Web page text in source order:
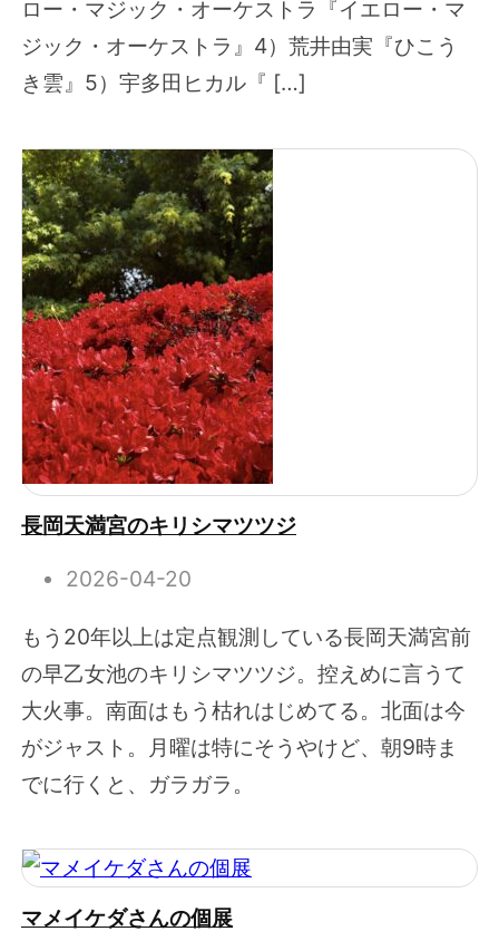
ロー・マジック・オーケストラ『イエロー・マ
ジック・オーケストラ』4）荒井由実『ひこう
き雲』5）宇多田ヒカル『 […]
長岡天満宮のキリシマツツジ
2026-04-20
もう20年以上は定点観測している長岡天満宮前
の早乙女池のキリシマツツジ。控えめに言うて
大火事。南面はもう枯れはじめてる。北面は今
がジャスト。月曜は特にそうやけど、朝9時ま
でに行くと、ガラガラ。
マメイケダさんの個展